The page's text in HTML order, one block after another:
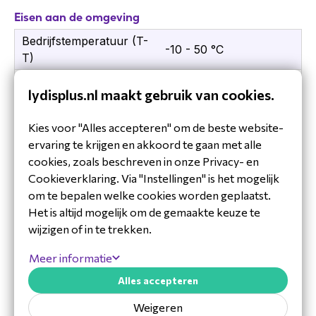
Yealink UH34 Mono Headset
Bedieningseenheid aan de kabel
Gebruikershandleiding
Yealink is een toonaangevende aanbieder van
innovatieve en kwalitatief hoogwaardige VoIP-
telefoons, conferentiesystemen, headsets en
meer. Hun producten staan bekend om hun
gebruiksgemak, uitstekende audio,
geavanceerde functies en naadloze integratie
met verschillende platforms en diensten.
Plug-and-play - USB connectivity to Yealink
IP phones, including
T41S/T42S/T46S/T48S/T42U/T43U/T46U/
Eisen aan de omgeving
Bedrijfstemperatuur (T-
T)
-10 - 50 °C
Gewicht
82,5 g
Hoofdtelefoon
Diameter van de
luidspreker
2,8 cm
Frequentiebereik
koptelefoon
Gevoeligheid
koptelefoon
93 dB
Toon meer
Downloads
IP Phone V84 V8.0.pdf
Yealink-UH34-Datasheet.pdf
lydisplus.nl maakt gebruik van cookies.
Kies voor "Alles accepteren" om de beste website-
ervaring te krijgen en akkoord te gaan met alle
cookies, zoals beschreven in onze Privacy- en
Cookieverklaring. Via "Instellingen" is het mogelijk
om te bepalen welke cookies worden geplaatst.
Het is altijd mogelijk om de gemaakte keuze te
wijzigen of in te trekken.
Meer informatie
Weigeren
Alles accepteren